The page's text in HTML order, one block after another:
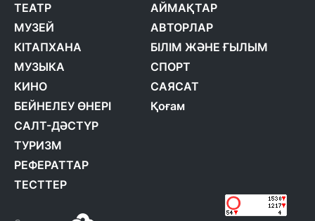
ТЕАТР
МУЗЕЙ
КІТАПХАНА
МУЗЫКА
КИНО
БЕЙНЕЛЕУ ӨНЕРІ
САЛТ-ДӘСТҮР
ТУРИЗМ
РЕФЕРАТТАР
ТЕСТТЕР
АЙМАҚТАР
АВТОРЛАР
БІЛІМ ЖӘНЕ ҒЫЛЫМ
СПОРТ
САЯСАТ
Қоғам